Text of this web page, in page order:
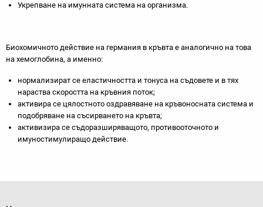
Укрепване на имунната система на организма.
Биохомичното действие на германия в кръвта е аналогично на това
на хемоглобина, а именно:
нормализират се еластичността и тонуса на съдовете и в тях
нараства скоростта на кръвния поток;
активира се цялостното оздравяване на кръвоносната система и
подобряване на съсирването на кръвта;
активизира се съдоразширяващото, противооточното и
имуностимулиращо действие.